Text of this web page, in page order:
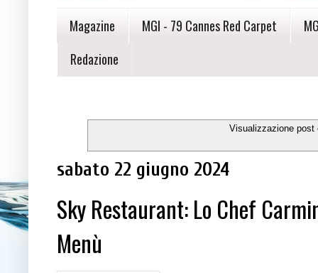
Magazine MGI - 79 Cannes Red Carpet
Redazione
Visualizzazione
sabato 22 giugno 2024
Sky Restaurant: Lo Chef
Menù